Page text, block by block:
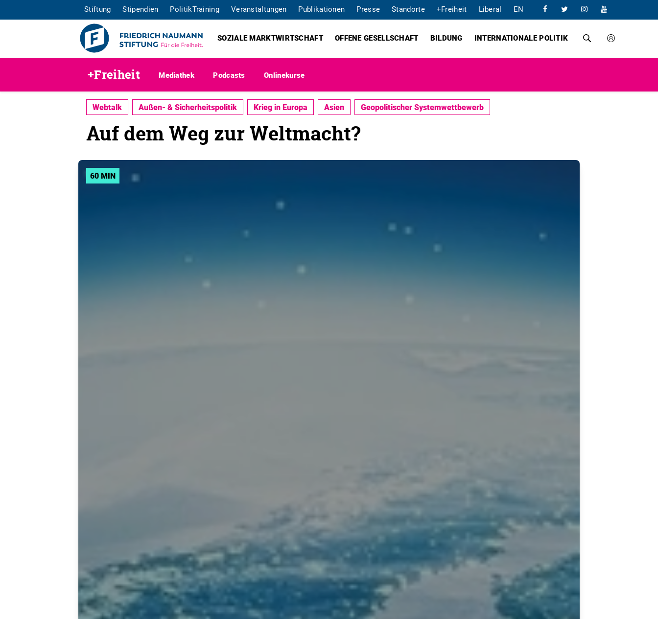
Stiftung Stipendien PolitikTraining Veranstaltungen Publikationen Presse Standorte +Freiheit Liberal EN
SOZIALE MARKTWIRTSCHAFT OFFENE GESELLSCHAFT BILDUNG INTERNATIONALE POLITIK
+Freiheit Mediathek Podcasts Onlinekurse
Webtalk Außen- & Sicherheitspolitik Krieg in Europa Asien Geopolitischer Systemwettbewerb
Auf dem Weg zur Weltmacht?
60 MIN